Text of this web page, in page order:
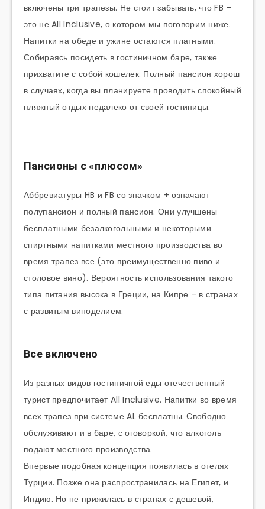
включены три трапезы. Не стоит забывать, что FB –
это не All Inclusive, о котором мы поговорим ниже.
Напитки на обеде и ужине остаются платными.
Собираясь посидеть в гостиничном баре, также
прихватите с собой кошелек. Полный пансион хорош
в случаях, когда вы планируете проводить спокойный
пляжный отдых недалеко от своей гостиницы.
Пансионы с «плюсом»
Аббревиатуры HB и FB со значком + означают
полупансион и полный пансион. Они улучшены
бесплатными безалкогольными и некоторыми
спиртными напитками местного производства во
время трапез все (это преимущественно пиво и
столовое вино). Вероятность использования такого
типа питания высока в Греции, на Кипре – в странах
с развитым виноделием.
Все включено
Из разных видов гостиничной еды отечественный
турист предпочитает All Inclusive. Напитки во время
всех трапез при системе AL бесплатны. Свободно
обслуживают и в баре, с оговоркой, что алкоголь
подают местного производства.
Впервые подобная концепция появилась в отелях
Турции. Позже она распространилась на Египет, и
Индию. Но не прижилась в странах с дешевой,